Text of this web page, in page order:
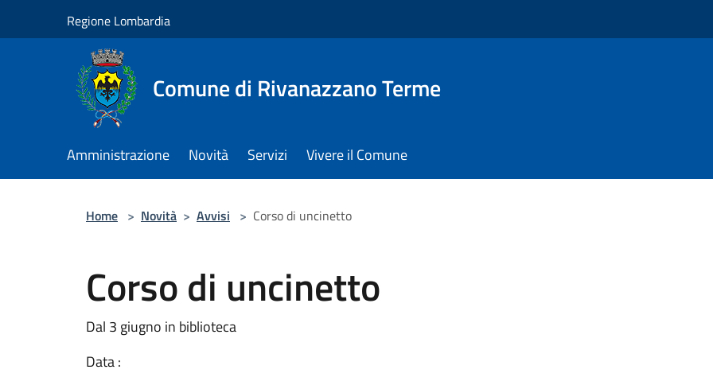
Regione Lombardia
Comune di Rivanazzano Terme
Amministrazione Novità Servizi Vivere il Comune
Home > Novità > Avvisi > Corso di uncinetto
Corso di uncinetto
Dal 3 giugno in biblioteca
Data :